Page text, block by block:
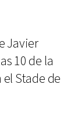
Javier
10 de la
Stade de